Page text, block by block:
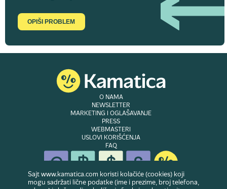
OPIŠI PROBLEM
O NAMA
NEWSLETTER
MARKETING I OGLAŠAVANJE
PRESS
WEBMASTERI
USLOVI KORIŠĆENJA
FAQ
Sajt www.kamatica.com koristi kolačiće (cookies) koji
mogu sadržati lične podatke (ime i prezime, broj telefona,